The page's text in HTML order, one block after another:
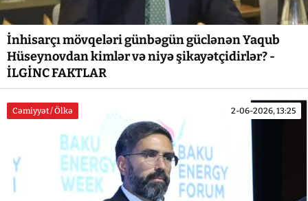
İnhisarçı mövqeləri günbəgün güclənən Yaqub
Hüseynovdan kimlər və niyə şikayətçidirlər? -
İLGİNC FAKTLAR
Cəmiyyət / Ölkə 2-06-2026, 13:25